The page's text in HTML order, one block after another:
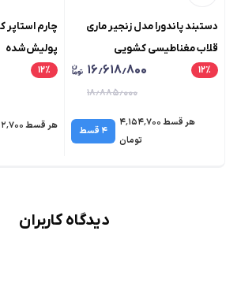
دستبند پاندورا مدل زنجیر ماری
قلاب مغناطیسی کشویی
۱۲٪ ۱۶٫۶۱۸٫۸۰۰
۱۸٫۸۸۵٫۰۰۰
هر قسط ۴٬۱۵۴٬۷۰۰
تومان
۴ قسط
چارم استاپر
پولیش‌شده
۱۲٪
هر قسط ۱٬۸۲۲٬۷۰۰ تومان
دیدگاه کاربران